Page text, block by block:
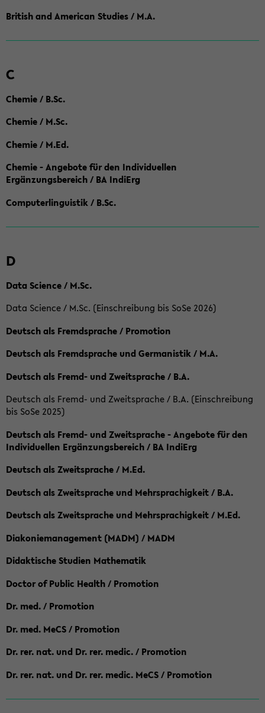
British and American Studies / M.A.
C
Chemie / B.Sc.
Chemie / M.Sc.
Chemie / M.Ed.
Chemie - Angebote für den Individuellen
Ergänzungsbereich / BA IndiErg
Computerlinguistik / B.Sc.
D
Data Science / M.Sc.
Data Science / M.Sc. (Einschreibung bis SoSe 2026)
Deutsch als Fremdsprache / Promotion
Deutsch als Fremdsprache und Germanistik / M.A.
Deutsch als Fremd- und Zweitsprache / B.A.
Deutsch als Fremd- und Zweitsprache / B.A. (Einschreibung
bis SoSe 2025)
Deutsch als Fremd- und Zweitsprache - Angebote für den
Individuellen Ergänzungsbereich / BA IndiErg
Deutsch als Zweitsprache / M.Ed.
Deutsch als Zweitsprache und Mehrsprachigkeit / B.A.
Deutsch als Zweitsprache und Mehrsprachigkeit / M.Ed.
Diakoniemanagement (MADM) / MADM
Didaktische Studien Mathematik
Doctor of Public Health / Promotion
Dr. med. / Promotion
Dr. med. MeCS / Promotion
Dr. rer. nat. und Dr. rer. medic. / Promotion
Dr. rer. nat. und Dr. rer. medic. MeCS / Promotion